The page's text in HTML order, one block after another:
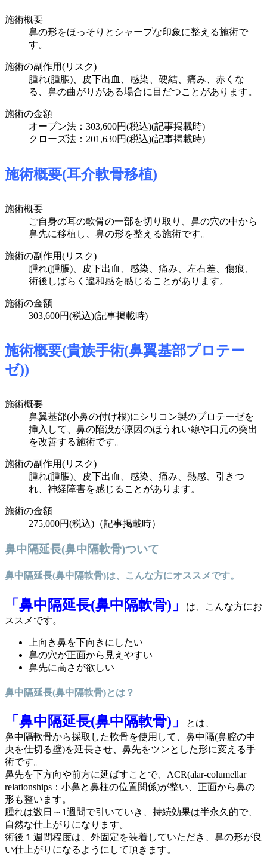
施術概要
鼻の形をほっそりとシャープな印象に整える施術で
す。
施術の副作用(リスク)
腫れ(腫脹)、皮下出血、感染、硬結、痛み、赤くな
る、鼻の曲がりがある場合に目だつことがあります。
施術の金額
オープン法：303,600円(税込)(記事掲載時)
クローズ法：201,630円(税込)(記事掲載時)
施術概要(耳介軟骨移植)
施術概要
ご自身の耳の軟骨の一部を切り取り、鼻の穴の中から
鼻先に移植し、鼻の形を整える施術です。
施術の副作用(リスク)
腫れ(腫脹)、皮下出血、感染、痛み、左右差、傷痕、
術後しばらく違和感を感じることがあります。
施術の金額
303,600円(税込)(記事掲載時)
施術概要(貴族手術(鼻翼基部プロテー
ゼ))
施術概要
鼻翼基部(小鼻の付け根)にシリコン製のプロテーゼを
挿入して、鼻の陥没が原因のほうれい線や口元の突出
を改善する施術です。
施術の副作用(リスク)
腫れ(腫脹)、皮下出血、感染、痛み、熱感、引きつ
れ、神経障害を感じることがあります。
施術の金額
275,000円(税込)（記事掲載時）
鼻中隔延長(鼻中隔軟骨)ついて
鼻中隔延長(鼻中隔軟骨)は、こんな方にオススメです。
「鼻中隔延長(鼻中隔軟骨)」
は、こんな方にお
ススメです。
上向き鼻を下向きにしたい
鼻の穴が正面から見えやすい
鼻先に高さが欲しい
鼻中隔延長(鼻中隔軟骨)とは？
「鼻中隔延長(鼻中隔軟骨)」
とは、
鼻中隔軟骨から採取した軟骨を使用して、鼻中隔(鼻腔の中
央を仕切る壁)を延長させ、鼻先をツンとした形に変える手
術です。
鼻先を下方向や前方に延ばすことで、 ACR(alar-columellar
relationships：小鼻と鼻柱の位置関係)が整い、正面から鼻の
形も整います。
腫れは数日～1週間で引いていき、持続効果は半永久的で、
自然な仕上がりになります。
術後１週間程度は、外固定を装着していただき、鼻の形が良
い仕上がりになるようにして頂きます。